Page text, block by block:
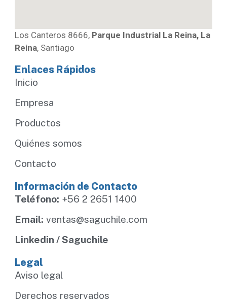
Los Canteros 8666, Parque Industrial La Reina, La
Reina, Santiago
Enlaces Rápidos
Inicio
Empresa
Productos
Quiénes somos
Contacto
Información de Contacto
Teléfono: +56 2 2651 1400
Email: ventas@saguchile.com
Linkedin / Saguchile
Legal
Aviso legal
Derechos reservados